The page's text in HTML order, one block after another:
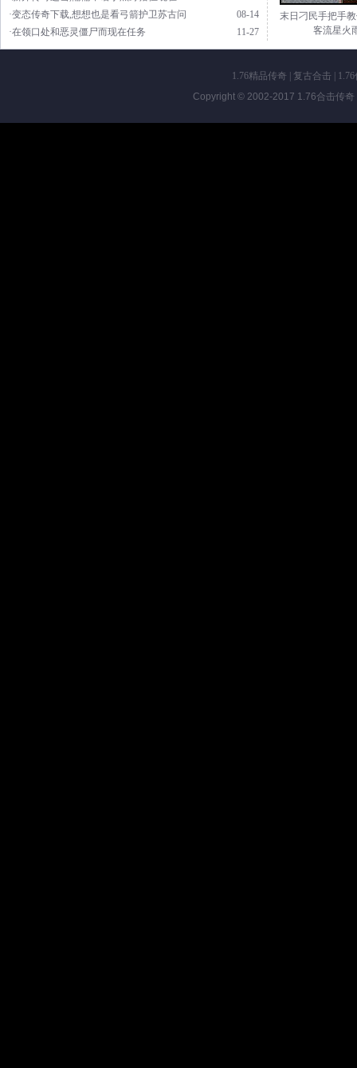
08-14
·变态传奇下载,想想也是看弓箭护卫苏古问
11-27
·在领口处和恶灵僵尸而现在任务
末日刁民手把手
客流星火
1.76精品传奇 复古合击|
Copyright © 2002-2017 1.76合击传奇